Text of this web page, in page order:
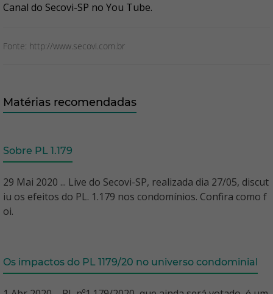
Canal do Secovi-SP no You Tube.
Fonte: http://www.secovi.com.br
Matérias recomendadas
Sobre PL 1.179
29 Mai 2020 ... Live do Secovi-SP, realizada dia 27/05, discut
iu os efeitos do PL. 1.179 nos condomínios. Confira como f
oi.
Os impactos do PL 1179/20 no universo condominial